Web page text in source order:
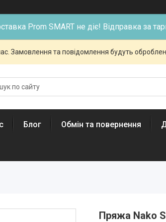
Prom SMART не діє! Відправка за
Замовлення та повідомлення будуть
Блог Обмін та повернення
Пряжа Nako